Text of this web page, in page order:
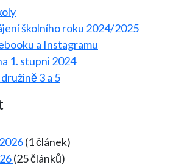
školního roku 2024/2025
a Instagramu
1. stupni 2024
3 a 5
(1 článek)
(25 článků)